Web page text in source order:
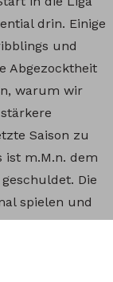
drin. Einige
und
Abgezocktheit
warum wir
Saison zu
ist m.M.n. dem
Die
spielen und
jetzt noch ein
werden. Ich